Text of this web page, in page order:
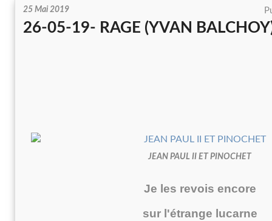
25 Mai 2019
26-05-19- RAGE (YVAN
JEAN PAUL II ET PINOCHET
Je les revois encore
sur l'étrange lucarne